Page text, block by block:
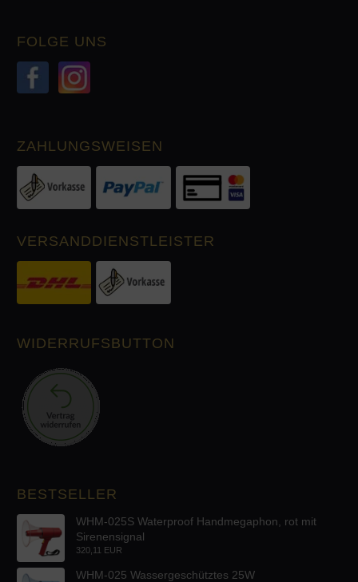
FOLGE UNS
ZAHLUNGSWEISEN
VERSANDDIENSTLEISTER
WIDERRUFSBUTTON
BESTSELLER
WHM-025S Waterproof Handmegaphon, rot mit
Sirenensignal
320,11 EUR
WHM-025 Wassergeschütztes 25W